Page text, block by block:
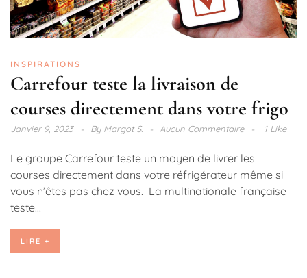
INSPIRATIONS
Carrefour teste la livraison de
courses directement dans votre frigo
Janvier 9, 2023 ByMargot S. Aucun Commentaire 1 Like
Le groupe Carrefour teste un moyen de livrer les
courses directement dans votre réfrigérateur même si
vous n’êtes pas chez vous. La multinationale française
teste...
LIRE +